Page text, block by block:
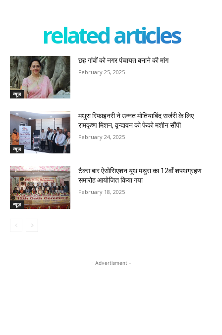
related articles
न्यूज़
छह गांवों को नगर पंचायत बनाने की मांग
February 25, 2025
न्यूज़
मथुरा रिफाइनरी ने उन्नत मोतियाबिंद सर्जरी के लिए
रामकृष्ण मिशन, वृन्दावन को फेको मशीन सौंपी
February 24, 2025
न्यूज़
टैक्स बार ऐसोसिएशन यूथ मथुरा का 12वाँ शपथग्रहण
समारोह आयोजित किया गया
February 18, 2025
- Advertisment -